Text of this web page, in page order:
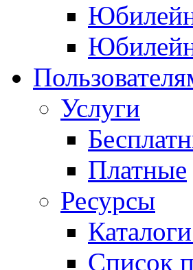
Услуги
Платные
Ресурсы
Список